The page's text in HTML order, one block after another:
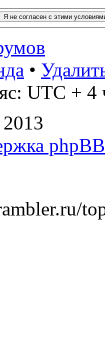
•
UTC + 4
phpBB